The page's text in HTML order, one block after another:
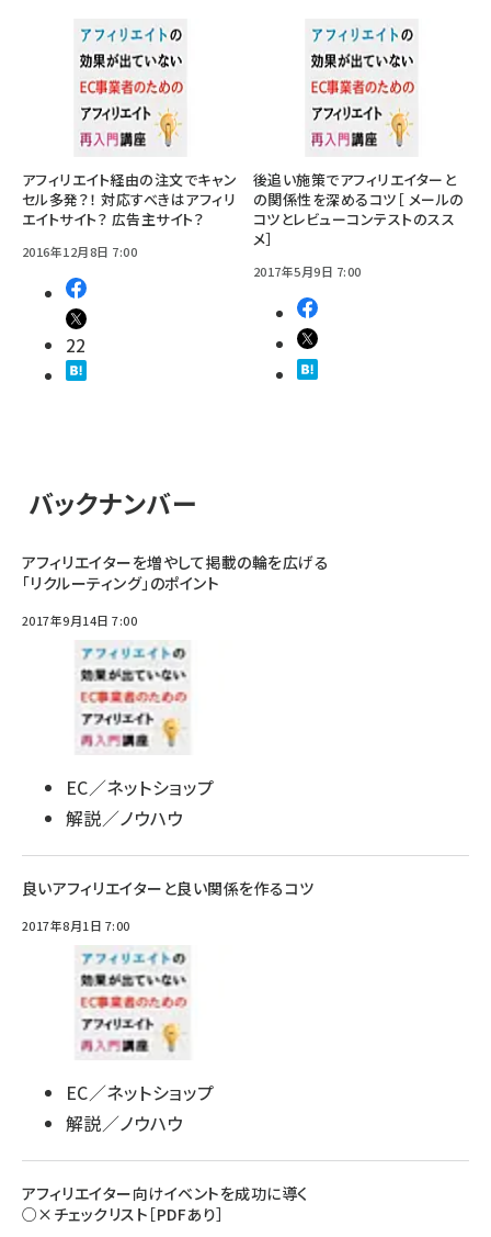
アフィリエイト経由の注文でキャン
セル多発？！ 対応すべきはアフィリ
エイトサイト？ 広告主サイト？
2016年12月8日 7:00
22
後追い施策でアフィリエイターと
の関係性を深めるコツ［ メールの
コツとレビューコンテストのスス
メ］
2017年5月9日 7:00
バックナンバー
アフィリエイターを増やして掲載の輪を広げる
「リクルーティング」のポイント
2017年9月14日 7:00
EC／ネットショップ
解説／ノウハウ
良いアフィリエイターと良い関係を作るコツ
2017年8月1日 7:00
EC／ネットショップ
解説／ノウハウ
アフィリエイター向けイベントを成功に導く
○×チェックリスト［PDFあり］